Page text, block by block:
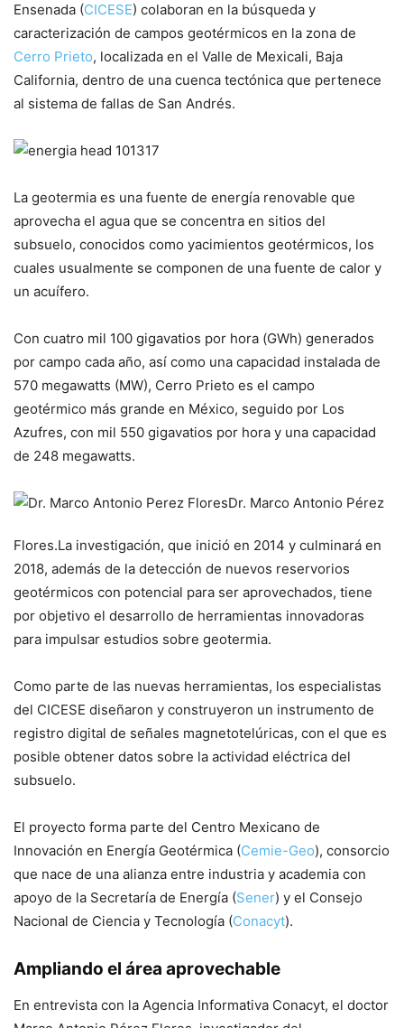
Ensenada (CICESE) colaboran en la búsqueda y
caracterización de campos geotérmicos en la zona de
Cerro Prieto, localizada en el Valle de Mexicali, Baja
California, dentro de una cuenca tectónica que pertenece
al sistema de fallas de San Andrés.
La geotermia es una fuente de energía renovable que
aprovecha el agua que se concentra en sitios del
subsuelo, conocidos como yacimientos geotérmicos, los
cuales usualmente se componen de una fuente de calor y
un acuífero.
Con cuatro mil 100 gigavatios por hora (GWh) generados
por campo cada año, así como una capacidad instalada de
570 megawatts (MW), Cerro Prieto es el campo
geotérmico más grande en México, seguido por Los
Azufres, con mil 550 gigavatios por hora y una capacidad
de 248 megawatts.
Dr. Marco Antonio Pérez
Flores.La investigación, que inició en 2014 y culminará en
2018, además de la detección de nuevos reservorios
geotérmicos con potencial para ser aprovechados, tiene
por objetivo el desarrollo de herramientas innovadoras
para impulsar estudios sobre geotermia.
Como parte de las nuevas herramientas, los especialistas
del CICESE diseñaron y construyeron un instrumento de
registro digital de señales magnetotelúricas, con el que es
posible obtener datos sobre la actividad eléctrica del
subsuelo.
El proyecto forma parte del Centro Mexicano de
Innovación en Energía Geotérmica (Cemie-Geo), consorcio
que nace de una alianza entre industria y academia con
apoyo de la Secretaría de Energía (Sener) y el Consejo
Nacional de Ciencia y Tecnología (Conacyt).
Ampliando el área aprovechable
En entrevista con la Agencia Informativa Conacyt, el doctor